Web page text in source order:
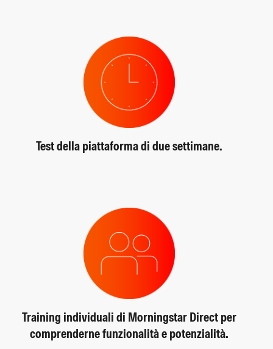
Test della piattaforma di due settimane.
Training individuali di Morningstar Direct per
comprenderne funzionalità e potenzialità.